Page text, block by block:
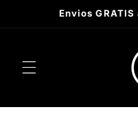
Skip toEnvios